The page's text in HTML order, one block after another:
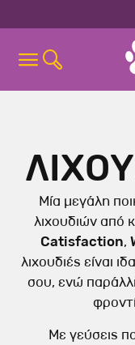
Μία μεγάλη
λιχουδιών από
Catisfaction,
λιχουδιές είναι
σου, ενώ
Με γεύσεις